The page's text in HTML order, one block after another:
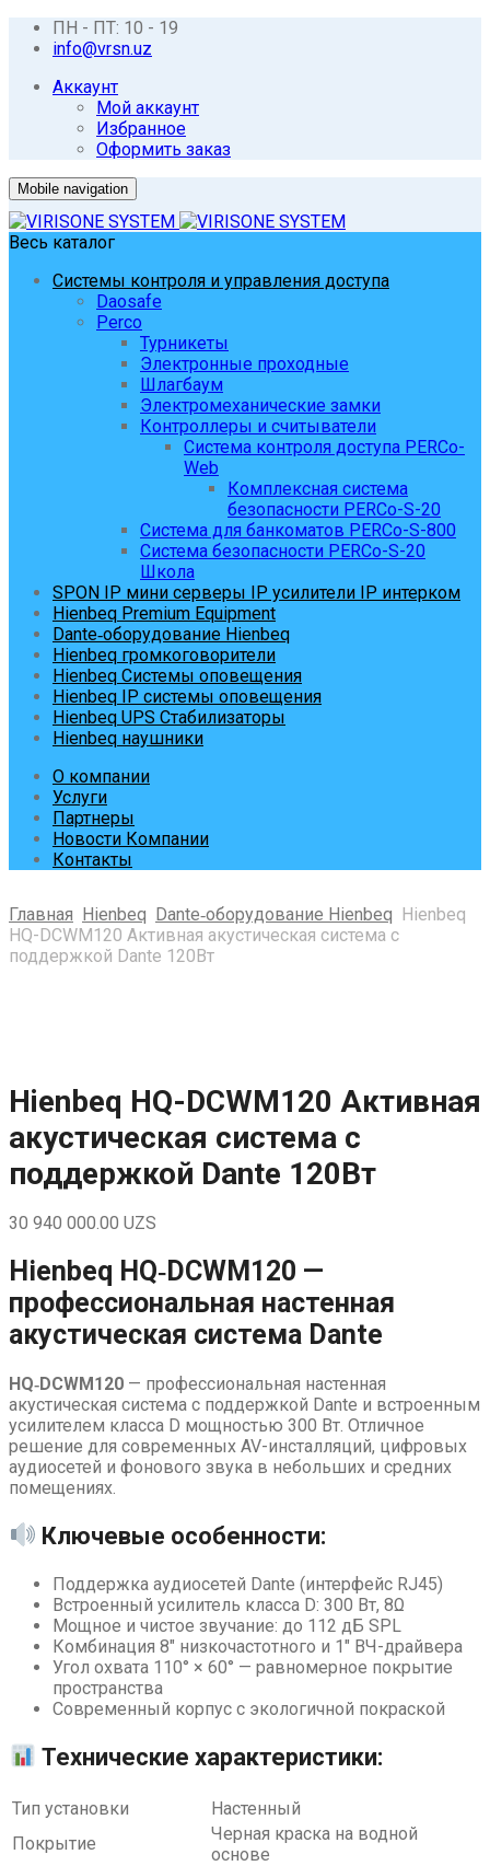
ПН - ПТ: 10 - 19
info@vrsn.uz
Аккаунт
Мой аккаунт
Избранное
Оформить заказ
Mobile navigation
Весь каталог
Системы контроля и управления доступа
Daosafe
Perco
Турникеты
Электронные проходные
Шлагбаум
Электромеханические замки
Контроллеры и считыватели
Система контроля доступа PERCo-
Web
Комплексная система
безопасности PERCo-S-20
Система для банкоматов PERCo-S-800
Система безопасности PERCo-S-20
Школа
SPON IP мини серверы IP усилители IP интерком
Hienbeq Premium Equipment
Dante‑оборудование Hienbeq
Hienbeq громкоговорители
Hienbeq Системы оповещения
Hienbeq IP системы оповещения
Hienbeq UPS Стабилизаторы
Hienbeq наушники
О компании
Услуги
Партнеры
Новости Компании
Контакты
Главная Hienbeq Dante‑оборудование Hienbeq Hienbeq
HQ-DCWM120 Активная акустическая система с
поддержкой Dante 120Вт
Hienbeq HQ-DCWM120 Активная
акустическая система с
поддержкой Dante 120Вт
30 940 000.00 UZS
Hienbeq HQ‑DCWM120 —
профессиональная настенная
акустическая система Dante
HQ‑DCWM120 — профессиональная настенная
акустическая система с поддержкой Dante и встроенным
усилителем класса D мощностью 300 Вт. Отличное
решение для современных AV-инсталляций, цифровых
аудиосетей и фонового звука в небольших и средних
помещениях.
Ключевые особенности:
Поддержка аудиосетей Dante (интерфейс RJ45)
Встроенный усилитель класса D: 300 Вт, 8Ω
Мощное и чистое звучание: до 112 дБ SPL
Комбинация 8″ низкочастотного и 1″ ВЧ-драйвера
Угол охвата 110° × 60° — равномерное покрытие
пространства
Современный корпус с экологичной покраской
Технические характеристики:
Тип установки
Настенный
Покрытие
Черная краска на водной
основе